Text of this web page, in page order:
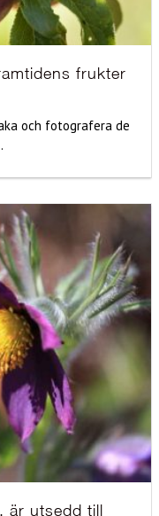
frukter
och fotografera de
är utsedd till